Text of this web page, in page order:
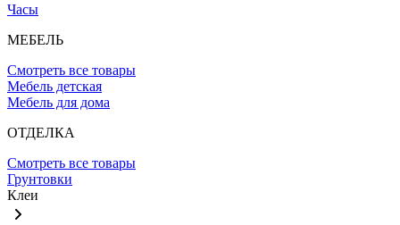
Часы
МЕБЕЛЬ
Смотреть все товары
Мебель детская
Мебель для дома
ОТДЕЛКА
Смотреть все товары
Грунтовки
Клеи